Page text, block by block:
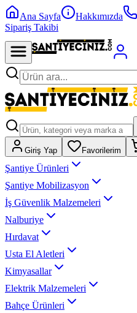
Ana Sayfa Hakkımızda
Sipariş Takibi
Giriş Yap Favorilerim
Şantiye Ürünleri
Şantiye Mobilizasyon
İş Güvenlik Malzemeleri
Nalburiye
Hırdavat
Usta El Aletleri
Kimyasallar
Elektrik Malzemeleri
Bahçe Ürünleri